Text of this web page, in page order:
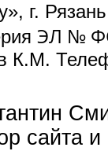
г.
ЭЛ №
К.М.
сайта